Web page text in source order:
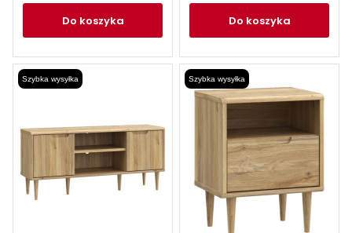
do koszyka do koszyka
Szybka wysyłka Szybka wysyłka